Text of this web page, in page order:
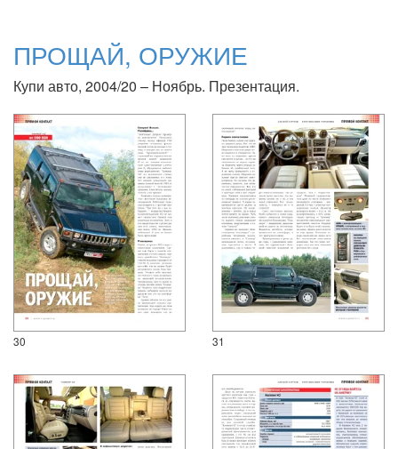
ПРОЩАЙ, ОРУЖИЕ
Купи авто, 2004/20 – Ноябрь. Презентация.
30 31